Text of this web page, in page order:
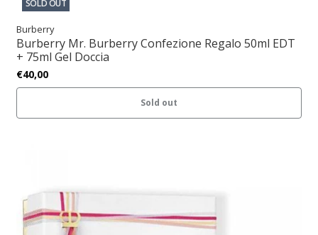
SOLD OUT
Burberry
Burberry Mr. Burberry Confezione Regalo 50ml EDT
+ 75ml Gel Doccia
€40,00
Sold out